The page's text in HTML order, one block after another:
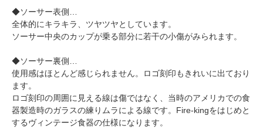
◆ソーサー表側…
全体的にキラキラ、ツヤツヤとしています。
ソーサー中央のカップが乗る部分に若干の小傷がみられます。
◆ソーサー裏側…
使用感はほとんど感じられません。ロゴ刻印もきれいに出ており
ます。
ロゴ刻印の周囲に見える線は傷ではなく、当時のアメリカでの食
器製造時のガラスの練りムラによる線です。Fire-kingをはじめと
するヴィンテージ食器の仕様になります。